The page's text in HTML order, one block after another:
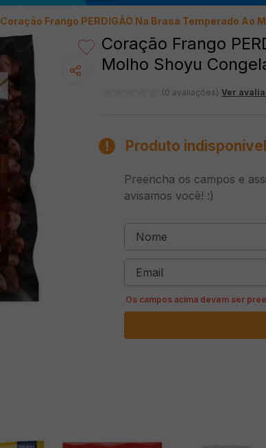
Coração Frango PERDIGÃO Na Brasa Temperado Ao
Coração Frango
Molho Shoyu
(0 avaliações) Ver
Produto indisponível
Preencha os campos e
avisamos você! :)